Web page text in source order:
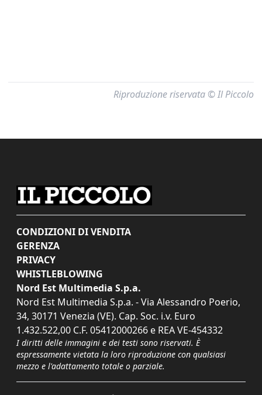
Riproduzione riservata © Il Piccolo
CONDIZIONI DI VENDITA
GERENZA
PRIVACY
WHISTLEBLOWING
Nord Est Multimedia S.p.a.
Nord Est Multimedia S.p.a. - Via Alessandro Poerio,
34, 30171 Venezia (VE). Cap. Soc. i.v. Euro
1.432.522,00 C.F. 05412000266 e REA VE-454332
I diritti delle immagini e dei testi sono riservati. È
espressamente vietata la loro riproduzione con qualsiasi
mezzo e l'adattamento totale o parziale.